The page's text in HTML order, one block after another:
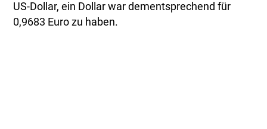
US-Dollar, ein Dollar war dementsprechend für
0,9683 Euro zu haben.